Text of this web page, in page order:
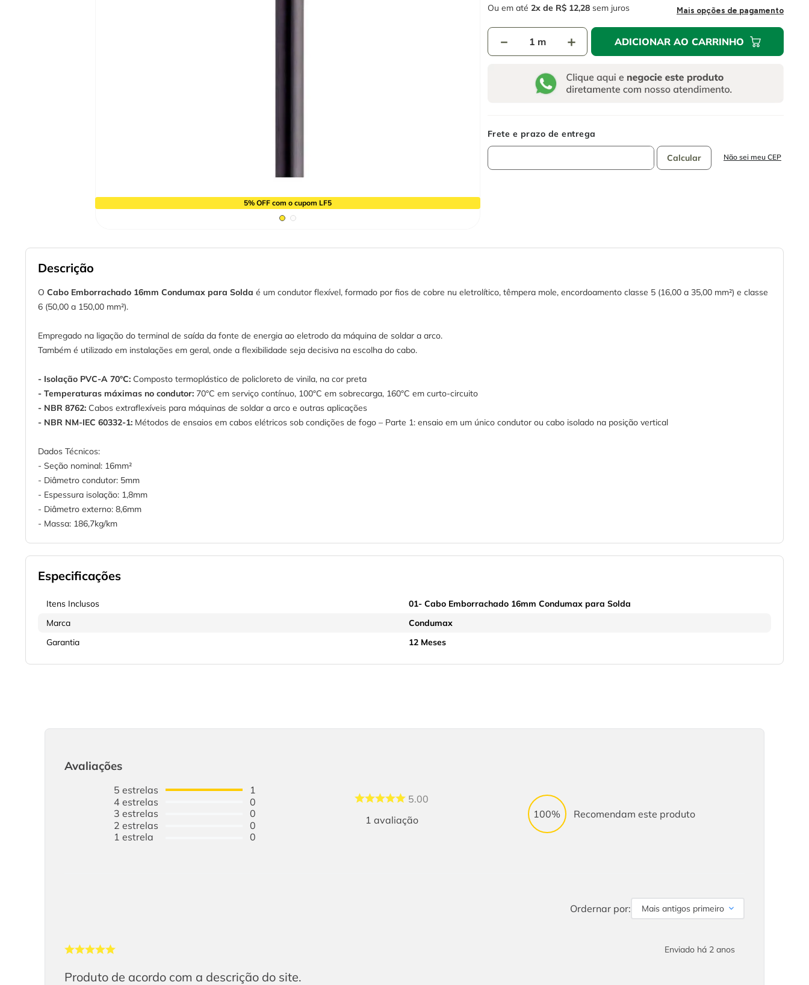
5% OFF com o cupom LF5
Ou em até 2 R$ 12,28 sem juros Mais opções de pagamento
＋
－ ADICIONAR AO CARRINHO
Não sei meu CEP
Descrição
O Cabo Emborrachado 16mm Condumax para Solda é um condutor flexível, formado por fios de cobre nu eletrolítico, têmpera mole, encordoamento classe 5 (16,00 a 35,00 mm²) e classe
6 (50,00 a 150,00 mm²).
Empregado na ligação do terminal de saída da fonte de energia ao eletrodo da máquina de soldar a arco.
Também é utilizado em instalações em geral, onde a flexibilidade seja decisiva na escolha do cabo.
- Isolação PVC-A 70°C: Composto termoplástico de policloreto de vinila, na cor preta
- Temperaturas máximas no condutor: 70°C em serviço contínuo, 100°C em sobrecarga, 160°C em curto-circuito
- NBR 8762: Cabos extraflexíveis para máquinas de soldar a arco e outras aplicações
- NBR NM-IEC 60332-1: Métodos de ensaios em cabos elétricos sob condições de fogo – Parte 1: ensaio em um único condutor ou cabo isolado na posição vertical
Dados Técnicos:
- Seção nominal: 16mm²
- Diâmetro condutor: 5mm
- Espessura isolação: 1,8mm
- Diâmetro externo: 8,6mm
- Massa: 186,7kg/km
Especificações
Itens Inclusos
01- Cabo Emborrachado 16mm Condumax para Solda
Marca
Condumax
Garantia
12 Meses
Avaliações
5estrelas
4estrelas
3estrelas
2estrelas
1estrela
1
0
0
0
0
5.00
1 avaliação
100% Recomendam este produto
Ordernar por: Mais antigos primeiro
Enviado há 2 anos
Produto de acordo com a descrição do site.